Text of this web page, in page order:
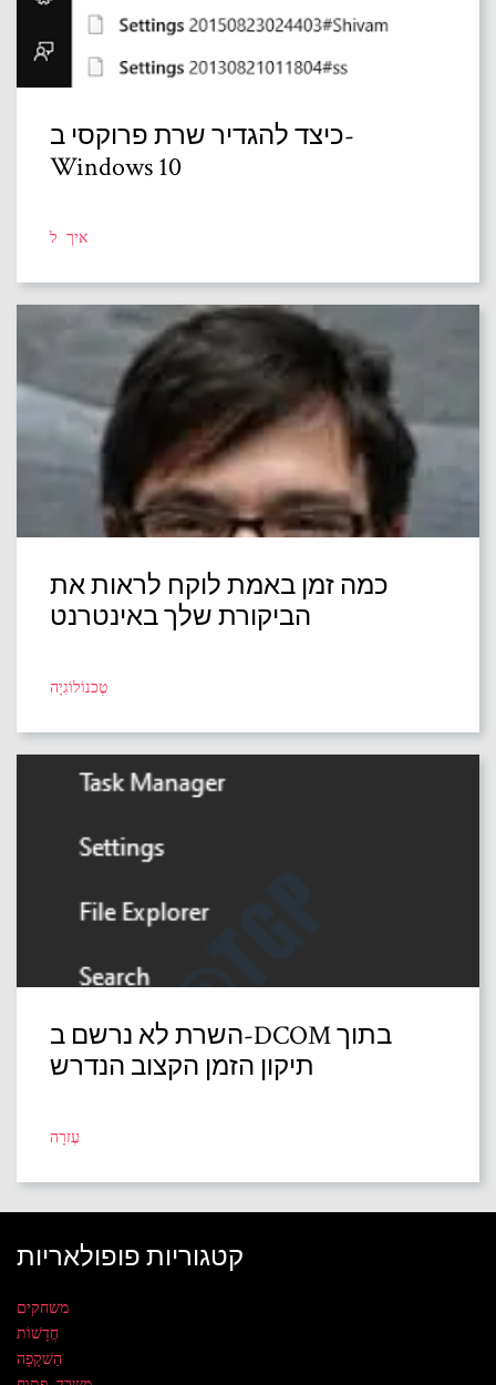
כיצד להגדיר שרת פרוקסי ב-
Windows 10
איך ל
כמה זמן באמת לוקח לראות את
הביקורת שלך באינטרנט
טֶכנוֹלוֹגִיָה
השרת לא נרשם ב-DCOM בתוך
תיקון הזמן הקצוב הנדרש
עֶזרָה
קטגוריות פופולאריות
משחקים
חֲדָשׁוֹת
הַשׁקָפָה